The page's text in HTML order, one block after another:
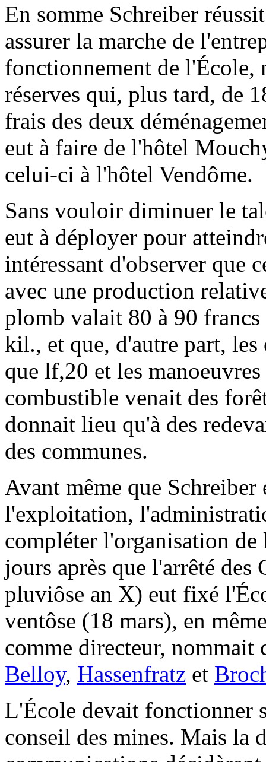
En somme Schreiber
assurer la marche de
fonctionnement de l'École,
réserves qui, plus tard, de
frais des deux
eut à faire de l'hôtel
celui-ci à l'hôtel Vendôme.
Sans vouloir diminuer le
eut à déployer pour
intéressant d'observer que
avec une production
plomb valait 80 à 90
kil., et que, d'autre part,
que lf,20 et les
combustible venait des
donnait lieu qu'à des
des communes.
Avant même que
l'exploitation,
compléter l'organisation
jours après que l'arrêté
pluviôse an X) eut fixé
ventôse (18 mars), en
comme directeur, nommait
Belloy, Hassenfratz et
L'École devait fonctionner
conseil des mines. Mais la